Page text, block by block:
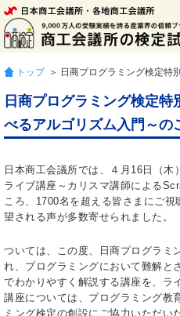
トップ ＞ 日商プログラミング検定特別ライブ
日商プログラミング検定
べるアルゴリズム入門～の
日本商工会議所では、４月16日（
ライブ講座～カリスマ講師による
ころ、1700名を超える皆さまにご
望される声が多数寄せられました。
ついては、この度、日商プログラミ
れ、プログラミングにおいて難解と
でわかりやすく解説する講座を、ラ
講座については、プログラミング教
ミング検定の創設にご協力いただい